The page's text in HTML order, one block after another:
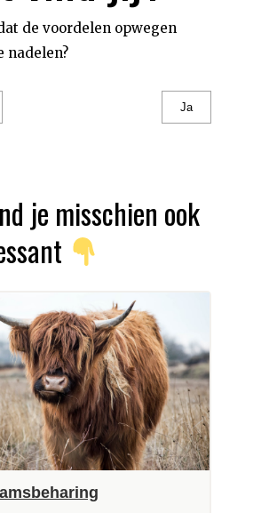
de voordelen opwegen
nadelen?
Ja
je misschien ook